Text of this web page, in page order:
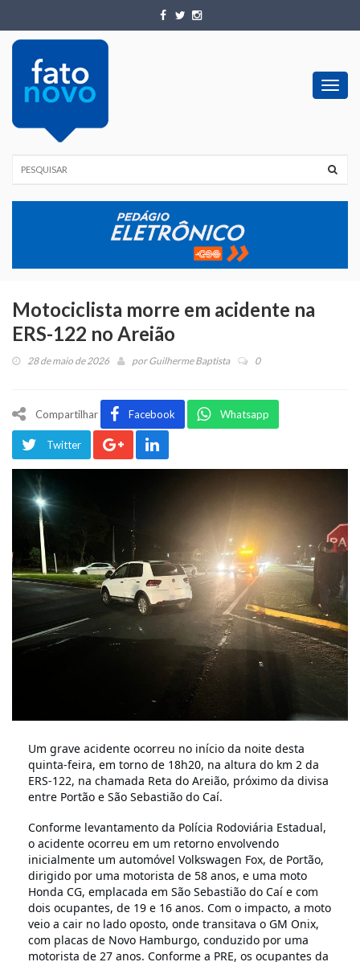
Motociclista morre em acidente na
ERS-122 no Areião
28 de maio de 2026 porGuilherme Baptista 0
Compartilhar Facebook Whatsapp
Twitter
Um grave acidente ocorreu no início da noite desta
quinta-feira, em torno de 18h20, na altura do km 2 da
ERS-122, na chamada Reta do Areião, próximo da divisa
entre Portão e São Sebastião do Caí.
Conforme levantamento da Polícia Rodoviária Estadual,
o acidente ocorreu em um retorno envolvendo
inicialmente um automóvel Volkswagen Fox, de Portão,
dirigido por uma motorista de 58 anos, e uma moto
Honda CG, emplacada em São Sebastião do Caí e com
dois ocupantes, de 19 e 16 anos. Com o impacto, a moto
veio a cair no lado oposto, onde transitava o GM Onix,
com placas de Novo Hamburgo, conduzido por uma
motorista de 27 anos. Conforme a PRE, os ocupantes da